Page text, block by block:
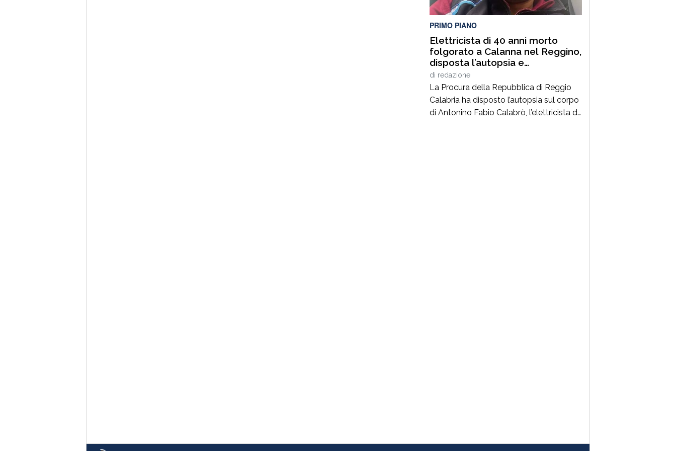
illegalità. Un’azione massiccia e
coordinata che ha visto […]
PRIMO PIANO
Elettricista di 40 anni morto
folgorato a Calanna nel Reggino,
disposta l’autopsia e
sequestrato il furgone della
ditta
di redazione
La Procura della Repubblica di Reggio
Calabria ha disposto l’autopsia sul corpo
di Antonino Fabio Calabrò, l’elettricista di